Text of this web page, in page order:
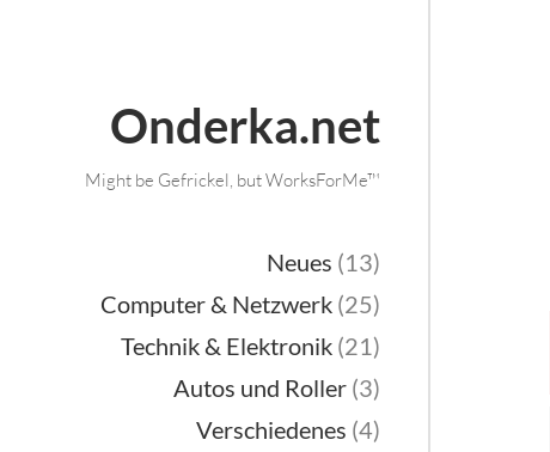
Onderka.net
Might be Gefrickel, but WorksForMe™
Neues (13)
Computer & Netzwerk (25)
Technik & Elektronik (21)
Autos und Roller (3)
Verschiedenes (4)